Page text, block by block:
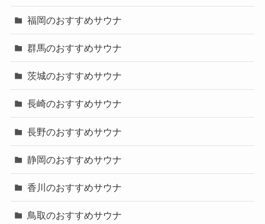
福岡のおすすめサウナ
群馬のおすすめサウナ
茨城のおすすめサウナ
長崎のおすすめサウナ
長野のおすすめサウナ
静岡のおすすめサウナ
香川のおすすめサウナ
鳥取のおすすめサウナ